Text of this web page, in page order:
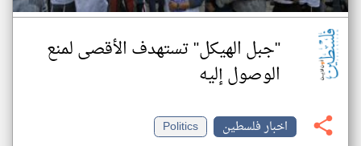
"جبل الهيكل" تستهدف الأقصى لمنع
الوصول إليه
اخبار فلسطين
Politics